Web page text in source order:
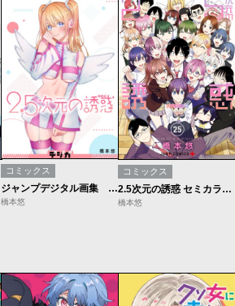
コミックス
ジャンプデジタル画集 デジガ 2.5次元の誘惑
橋本悠
コミックス
2.5次元の誘惑 セミカラー版
橋本悠